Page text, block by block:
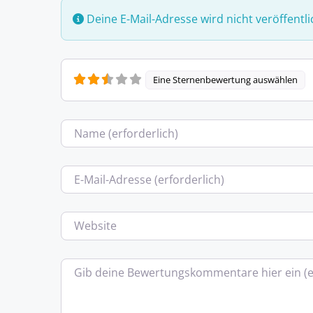
Deine E-Mail-Adresse wird nicht
Eine Sternenbewertung auswählen
Name
E-Mail
Website
Bewertungstext